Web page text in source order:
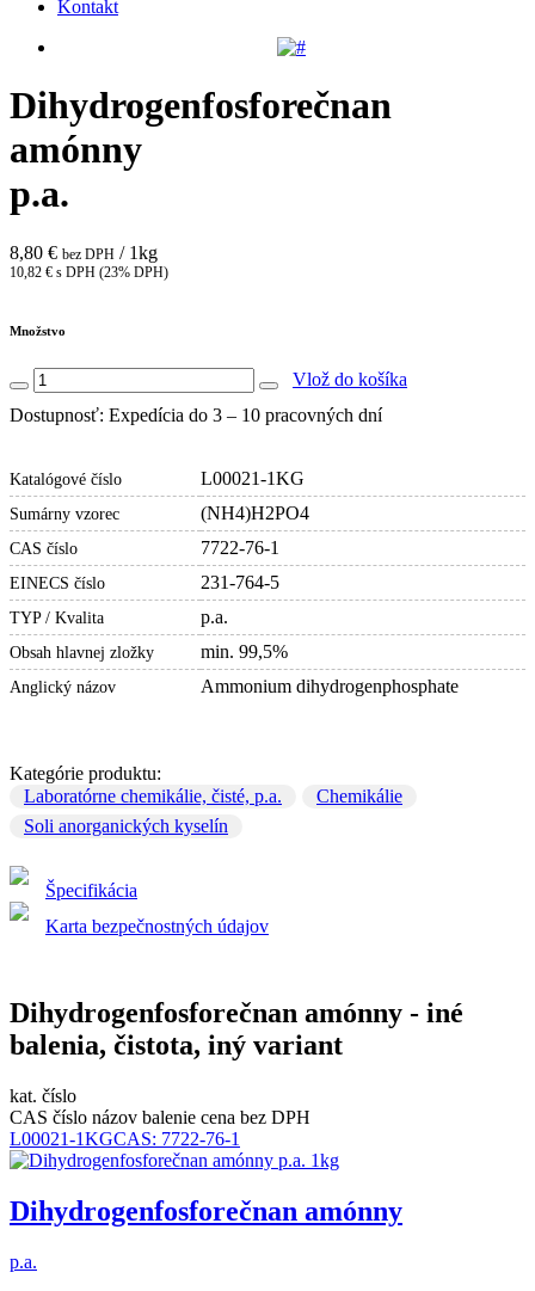
Kontakt
Dihydrogenfosforečnan
amónny
p.a.
8,80 € bez DPH / 1kg
10,82 € s DPH (23% DPH)
Množstvo
Vlož do košíka
Dostupnosť: Expedícia do 3 – 10 pracovných dní
Katalógové číslo L00021-1KG
Sumárny vzorec (NH4)H2PO4
CAS číslo 7722-76-1
EINECS číslo 231-764-5
TYP / Kvalita p.a.
Obsah hlavnej zložky min. 99,5%
Anglický názov Ammonium dihydrogenphosphate
Kategórie produktu:
Laboratórne chemikálie, čisté, p.a.
Chemikálie
Soli anorganických kyselín
Špecifikácia
Karta bezpečnostných údajov
Dihydrogenfosforečnan amónny - iné
balenia, čistota, iný variant
kat. číslo
CAS číslo názov balenie cena bez DPH
L00021-1KGCAS: 7722-76-1
Dihydrogenfosforečnan amónny
p.a.